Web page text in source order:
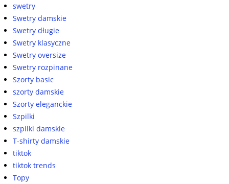
swetry
Swetry damskie
Swetry długie
Swetry klasyczne
Swetry oversize
Swetry rozpinane
Szorty basic
szorty damskie
Szorty eleganckie
Szpilki
szpilki damskie
T-shirty damskie
tiktok
tiktok trends
Topy